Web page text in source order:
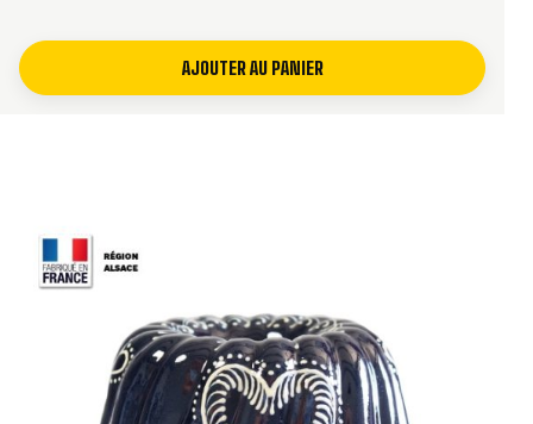
AJOUTER AU PANIER